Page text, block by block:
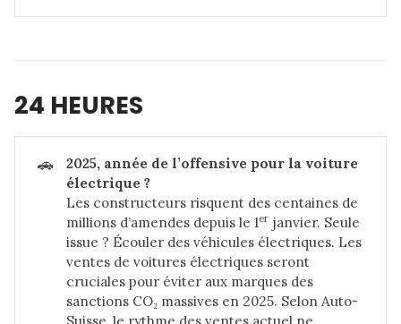
24 HEURES
🚗
2025, année de l’offensive pour la voiture
électrique ?
Les constructeurs risquent des centaines de
millions d’amendes depuis le 1er janvier. Seule
issue ? Écouler des véhicules électriques. Les
ventes de voitures électriques seront
cruciales pour éviter aux marques des
sanctions CO₂ massives en 2025. Selon Auto-
Suisse, le rythme des ventes actuel ne